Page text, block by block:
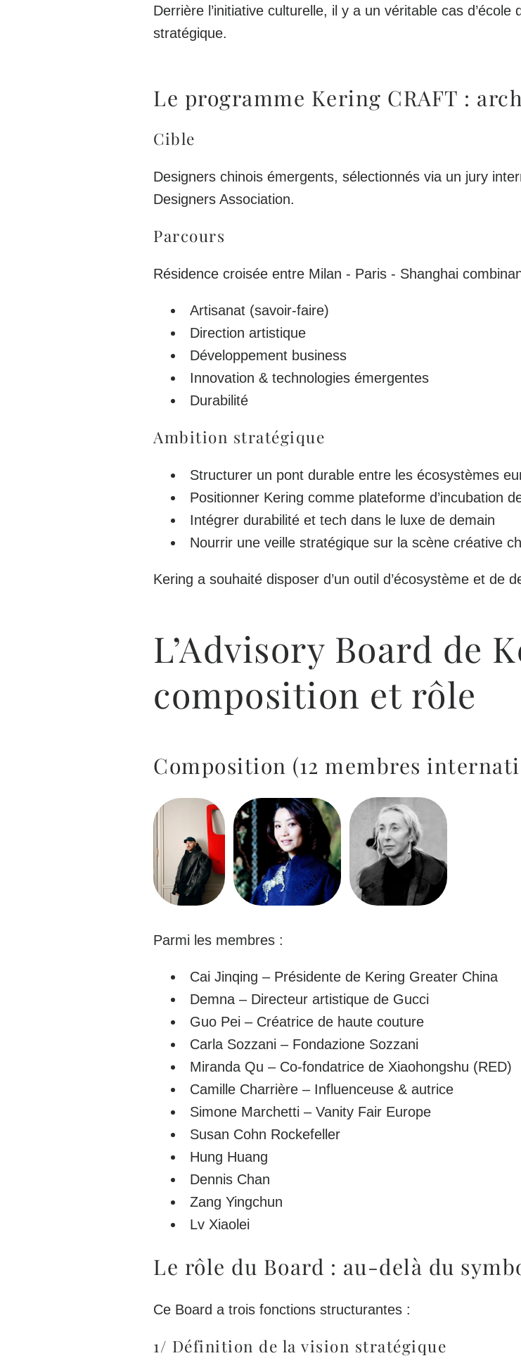
Derrière l’initiative culturelle, il y a un véritablecas d’école
stratégique.
Le programme Kering CRAFT :
Cible
Designers chinois émergents, sélectionnés via un jury
Designers Association.
Parcours
Résidence croisée entre Milan - Paris - Shanghai
Artisanat (savoir-faire)
Direction artistique
Développement business
Innovation & technologies émergentes
Durabilité
Ambition stratégique
Structurer un pont durable entre les écosystèmes
Positionner Kering comme plateforme d’incubation
Intégrer durabilité et tech dans le luxe de demain
Nourrir une veille stratégique sur la scène créative
Kering a souhaité disposer d’unoutil d’écosystème et de
L’Advisory Board de
composition et rôle
Composition (12 membres
Parmi les membres :
Cai Jinqing – Présidente de Kering Greater China
Demna – Directeur artistique de Gucci
Guo Pei – Créatrice de haute couture
Carla Sozzani – Fondazione Sozzani
Miranda Qu – Co-fondatrice de Xiaohongshu (RED)
Camille Charrière – Influenceuse & autrice
Simone Marchetti – Vanity Fair Europe
Susan Cohn Rockefeller
Hung Huang
Dennis Chan
Zang Yingchun
Lv Xiaolei
Le rôle du Board : au-delà du
Ce Board a trois fonctions structurantes :
1/ Définition de la vision stratégique